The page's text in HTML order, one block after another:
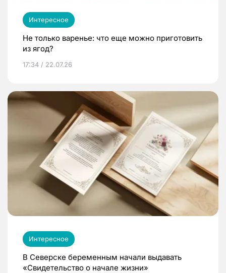
Интересное
Не только варенье: что еще можно приготовить
из ягод?
17:34 / 22.07.26
Интересное
В Северске беременным начали выдавать
«Свидетельство о начале жизни»